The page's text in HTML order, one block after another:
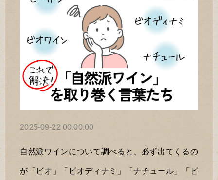
2025-09-22 00:00:00
自然派ワインについて調べると、必ず出てくるの
が「ビオ」「ビオディナミ」「ナチュール」「ビ